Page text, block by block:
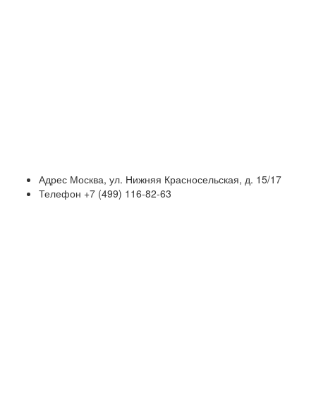
Адрес Москва, ул. Нижняя Красносельская, д. 15/17
Телефон +7 (499) 116-82-63